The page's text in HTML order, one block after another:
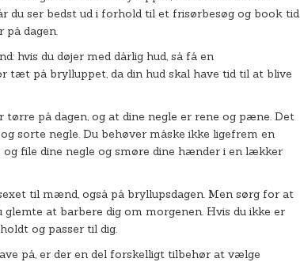
du ser bedst ud i forhold til et frisørbesøg og book tid
på dagen.
hvis du døjer med dårlig hud, så få en
tæt på brylluppet, da din hud skal have tid til at blive
på dagen, og at dine negle er rene og pæne. Det
sorte negle. Du behøver måske ikke ligefrem en
file dine negle og smøre dine hænder i en lækker
til mænd, også på bryllupsdagen. Men sørg for at
at barbere dig om morgenen. Hvis du ikke er
og passer til dig.
på, er der en del forskelligt tilbehør at vælge